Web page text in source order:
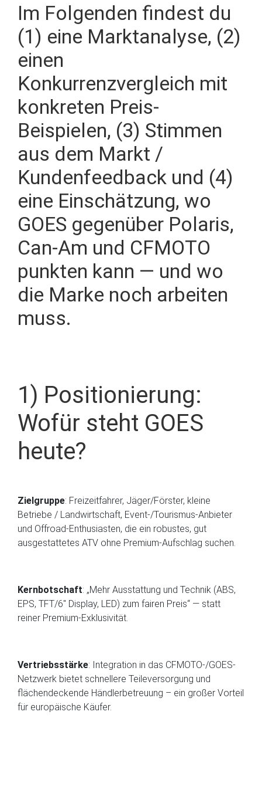
Im Folgenden findest du
(1) eine Marktanalyse, (2)
einen
Konkurrenzvergleich mit
konkreten Preis-
Beispielen, (3) Stimmen
aus dem Markt /
Kundenfeedback und (4)
eine Einschätzung, wo
GOES gegenüber Polaris,
Can-Am und CFMOTO
punkten kann — und wo
die Marke noch arbeiten
muss.
1) Positionierung:
Wofür steht GOES
heute?
Zielgruppe: Freizeitfahrer, Jäger/Förster, kleine
Betriebe / Landwirtschaft, Event-/Tourismus-Anbieter
und Offroad-Enthusiasten, die ein robustes, gut
ausgestattetes ATV ohne Premium-Aufschlag suchen.
Kernbotschaft: „Mehr Ausstattung und Technik (ABS,
EPS, TFT/6″ Display, LED) zum fairen Preis“ — statt
reiner Premium-Exklusivität.
Vertriebsstärke: Integration in das CFMOTO-/GOES-
Netzwerk bietet schnellere Teileversorgung und
flächendeckende Händlerbetreuung – ein großer Vorteil
für europäische Käufer.